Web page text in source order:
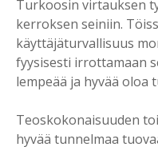
Turkoosin virtauksen
kerroksen seiniin.
käyttäjäturvallisuus
fyysisesti irrottamaan
lempeää ja hyvää oloa
Teoskokonaisuuden
hyvää tunnelmaa